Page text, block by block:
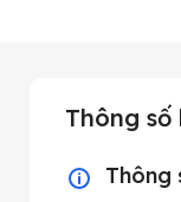
Thông
Thông